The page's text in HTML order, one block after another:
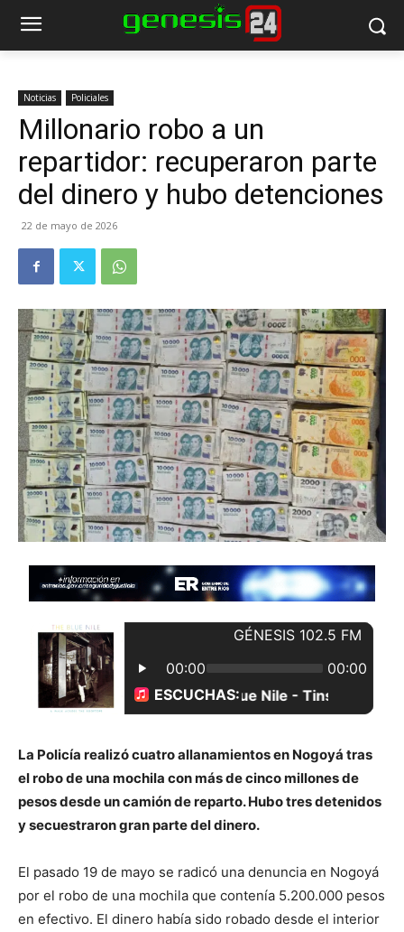
Noticias Policiales
Millonario robo a un
repartidor: recuperaron parte
del dinero y hubo detenciones
22 de mayo de 2026
La Policía realizó cuatro allanamientos en Nogoyá tras
el robo de una mochila con más de cinco millones de
pesos desde un camión de reparto. Hubo tres detenidos
y secuestraron gran parte del dinero.
El pasado 19 de mayo se radicó una denuncia en Nogoyá
por el robo de una mochila que contenía 5.200.000 pesos
en efectivo. El dinero había sido robado desde el interior